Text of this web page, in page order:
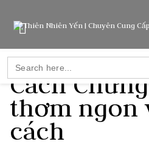
Search
for:
Cách
thơm ngon
cách